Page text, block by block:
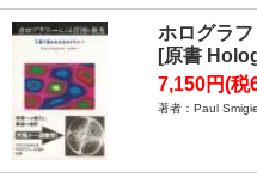
ホログラ
[原書
7,150円(税
著者：Paul